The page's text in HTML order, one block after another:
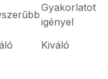
Gyakorlatot
igényel
Kiváló